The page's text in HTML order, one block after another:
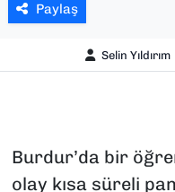
Paylaş
Selin Yıldırım
Burdur’da bir
olay kısa süreli